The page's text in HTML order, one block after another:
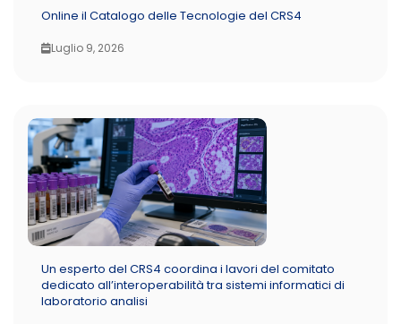
Online il Catalogo delle Tecnologie del CRS4
Luglio 9, 2026
Un esperto del CRS4 coordina i lavori del comitato
dedicato all’interoperabilità tra sistemi informatici di
laboratorio analisi